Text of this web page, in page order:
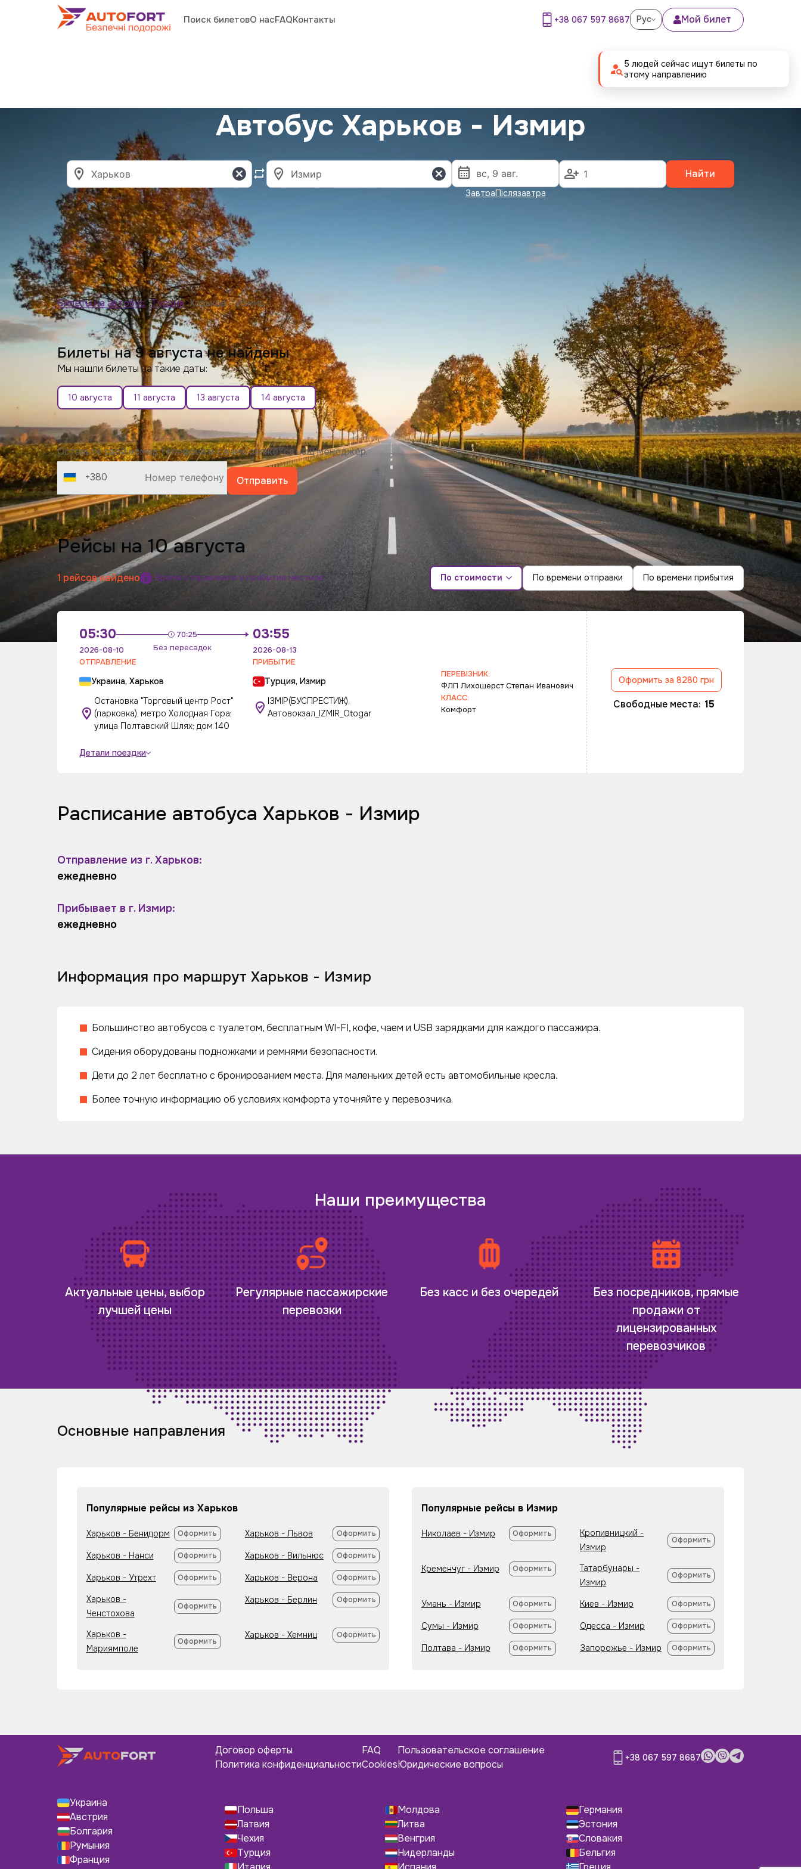
Поиск билетовО насFAQКонтакты +38 067 597 8687 Рус Мой билет
Автобус Харьков - Измир
ЗавтраПіслязавтра
Найти
Билеты на автобус>Турция>Харьков - Измир
Билеты на 9 августа не найдены
Мы нашли билеты на такие даты:
10 августа 11 августа 13 августа 14 августа
Оставьте свой номер телефона и с вами свяжется наш менеджер.
+380 Отправить
5 людей сейчас ищут билеты по
этому направлению
Рейсы на 10 августа
1 рейсов найдено Время отправления и прибытия местное По стоимости По времени отправки По времени прибытия
05:30 70:25
Без пересадок
2026-08-10
ОТПРАВЛЕНИЕ
Украина, Харьков
Остановка "Торговый центр Рост"
(парковка), метро Холодная Гора;
улица Полтавский Шлях; дом 140
Детали поездки
03:55
2026-08-13
ПРИБЫТИЕ
Турция, Измир
ІЗМІР(БУСПРЕСТИЖ),
Автовокзал_IZMIR_Otogar
ПЕРЕВІЗНИК:
ФЛП Лихошерст Степан Иванович
КЛАСС:
Комфорт
Оформить за 8280 грн
Свободные места: 15
Расписание автобуса Харьков - Измир
Отправление из г. Харьков:
ежедневно
Прибывает в г. Измир:
ежедневно
Информация про маршрут Харьков - Измир
Большинство автобусов с туалетом, бесплатным WI-FI, кофе, чаем и USB зарядками для каждого пассажира.
Сидения оборудованы подножками и ремнями безопасности.
Дети до 2 лет бесплатно с бронированием места. Для маленьких детей есть автомобильные кресла.
Более точную информацию об условиях комфорта уточняйте у перевозчика.
Наши преимущества
Актуальные цены, выбор
лучшей цены
Регулярные пассажирские
перевозки
Без касс и без очередей
Без посредников, прямые
продажи от
лицензированных
перевозчиков
Основные направления
Популярные рейсы из Харьков
Харьков - Бенидорм Оформить
Харьков - Нанси Оформить
Харьков - Утрехт Оформить
Харьков -
Ченстохова
Оформить
Харьков -
Мариямполе
Оформить
Харьков - Львов Оформить
Харьков - Вильнюс Оформить
Харьков - Верона Оформить
Харьков - Берлин Оформить
Харьков - Хемниц Оформить
Популярные рейсы в Измир
Николаев - Измир Оформить
Кременчуг - Измир Оформить
Умань - Измир Оформить
Сумы - Измир Оформить
Полтава - Измир Оформить
Кропивницкий -
Измир
Оформить
Татарбунары -
Измир
Оформить
Киев - Измир Оформить
Одесса - Измир Оформить
Запорожье - Измир Оформить
Договор оферты
Политика конфиденциальности
FAQ
Cookies
Пользовательское соглашение
Юридические вопросы
+38 067 597 8687
Украина
Австрия
Болгария
Румыния
Франция
Польша
Латвия
Чехия
Турция
Молдова
Литва
Венгрия
Нидерланды
Германия
Эстония
Словакия
Бельгия